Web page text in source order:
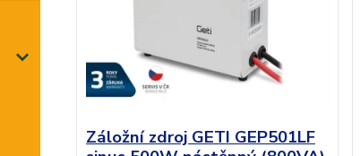
Záložní zdroj GETI GEP501LF